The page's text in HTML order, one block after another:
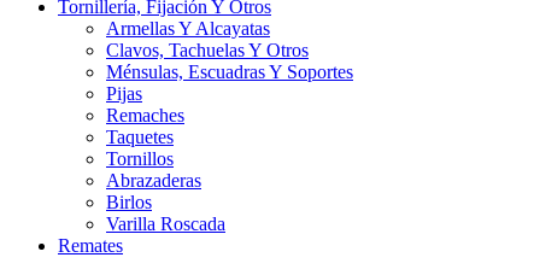
Tornillería, Fijación Y Otros
Armellas Y Alcayatas
Clavos, Tachuelas Y Otros
Ménsulas, Escuadras Y Soportes
Pijas
Remaches
Taquetes
Tornillos
Abrazaderas
Birlos
Varilla Roscada
Remates